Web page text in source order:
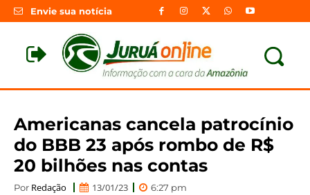
Envie sua notícia
Americanas cancela patrocínio
do BBB 23 após rombo de R$
20 bilhões nas contas
Por Redação 13/01/23 6:27 pm